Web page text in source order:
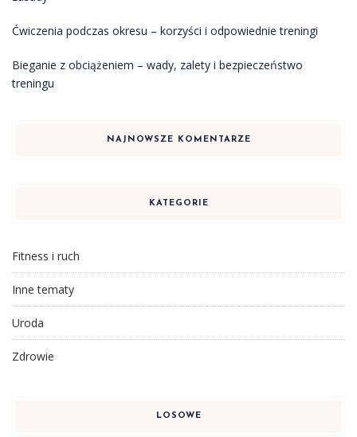
Ćwiczenia podczas okresu – korzyści i odpowiednie treningi
Bieganie z obciążeniem – wady, zalety i bezpieczeństwo
treningu
NAJNOWSZE KOMENTARZE
KATEGORIE
Fitness i ruch
Inne tematy
Uroda
Zdrowie
LOSOWE